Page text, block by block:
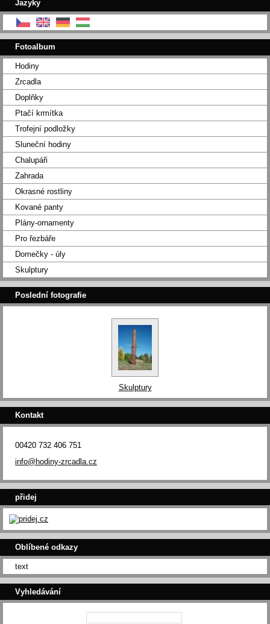
Jazyky
Fotoalbum
Hodiny
Zrcadla
Doplňky
Ptačí krmítka
Trofejní podložky
Sluneční hodiny
Chalupáři
Zahrada
Okrasné rostliny
Kované panty
Plány-ornamenty
Pro řezbáře
Domečky - úly
Skulptury
Poslední fotografie
Skulptury
Kontakt
00420 732 406 751
info@hodiny-zrcadla.cz
přidej
Oblíbené odkazy
text
Vyhledávání